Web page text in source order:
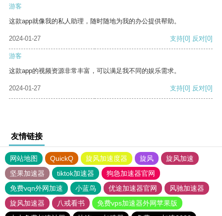
游客
这款app就像我的私人助理，随时随地为我的办公提供帮助。
2024-01-27 支持[0] 反对[0]
游客
这款app的视频资源非常丰富，可以满足我不同的娱乐需求。
2024-01-27 支持[0] 反对[0]
友情链接
网站地图 QuickQ 旋风加速度器 旋风
旋风加速
坚果加速器
tiktok加速器
狗急加速器官网
免费vqn外网加速
小蓝鸟 优途加速器官网
风驰加速器
旋风加速器
八戒看书
免费vps加速器外网苹果版